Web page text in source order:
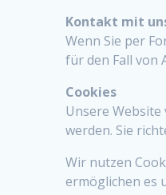
Kontakt mit
Wenn Sie per
für den Fall von
Cookies
Unsere
werden. Sie
Wir nutzen
ermöglichen es